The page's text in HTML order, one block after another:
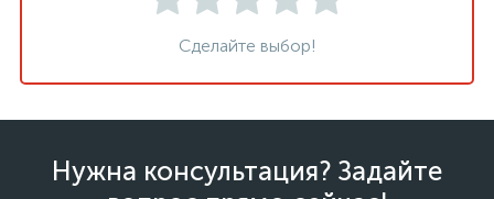
Сделайте выбор!
Нужна консультация? Задайте